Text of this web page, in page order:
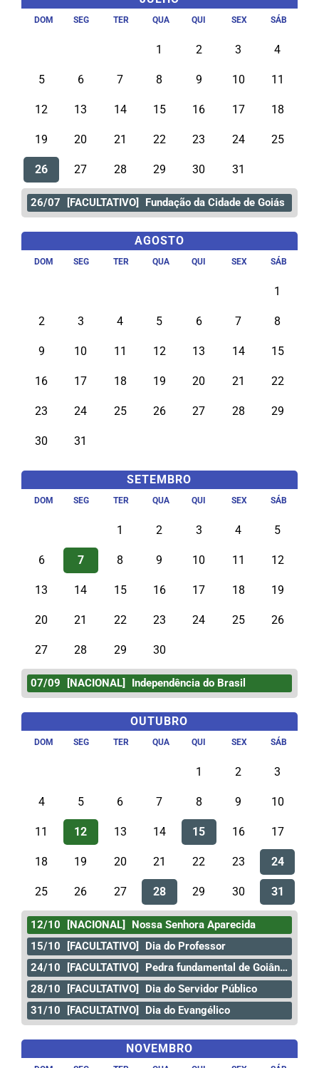
DOM SEG TER QUA QUI SEX SÁB
1 2 3 4
5 6 7 8 9 10 11
12 13 14 15 16 17 18
19 20 21 22 23 24 25
26 27 28 29 30 31
26/07 [FACULTATIVO] Fundação da Cidade de Goiás
AGOSTO
DOM SEG TER QUA QUI SEX SÁB
1
2 3 4 5 6 7 8
9 10 11 12 13 14 15
16 17 18 19 20 21 22
23 24 25 26 27 28 29
30 31
SETEMBRO
DOM SEG TER QUA QUI SEX SÁB
1 2 3 4 5
6 7 8 9 10 11 12
13 14 15 16 17 18 19
20 21 22 23 24 25 26
27 28 29 30
07/09 [NACIONAL] Independência do Brasil
OUTUBRO
DOM SEG TER QUA QUI SEX SÁB
1 2 3
4 5 6 7 8 9 10
11 12 13 14 15 16 17
18 19 20 21 22 23 24
25 26 27 28 29 30 31
12/10 [NACIONAL]
Nossa Senhora Aparecida
15/10
[FACULTATIVO]
Dia do Professor
24/10
[FACULTATIVO]
Pedra fundamental de Goiânia
28/10
[FACULTATIVO]
Dia do Servidor Público
31/10
[FACULTATIVO] Dia do Evangélico
NOVEMBRO